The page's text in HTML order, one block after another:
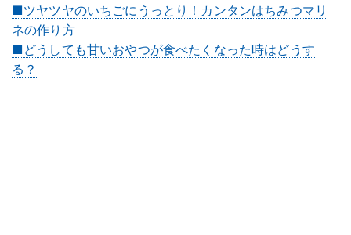
■ツヤツヤのいちごにうっとり！カンタンはちみつマリ
ネの作り方
■どうしても甘いおやつが食べたくなった時はどうす
る？